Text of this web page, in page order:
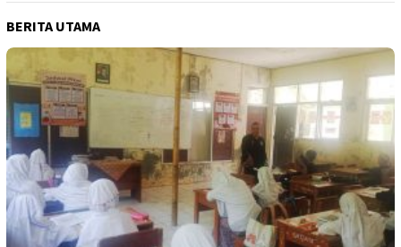
BERITA UTAMA